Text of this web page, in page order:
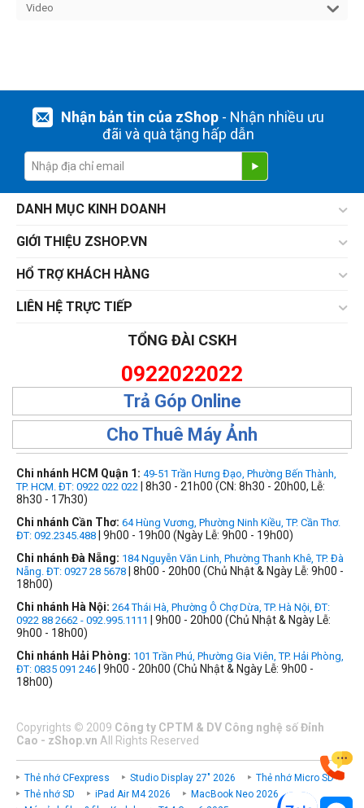
Video
Nhận bản tin của zShop- Nhận nhiều ưu
đãi và quà tặng hấp dẫn
DANH MỤC KINH DOANH
GIỚI THIỆU ZSHOP.VN
HỔ TRỢ KHÁCH HÀNG
LIÊN HỆ TRỰC TIẾP
TỔNG ĐÀI CSKH
0922022022
Trả Góp Online
Cho Thuê Máy Ảnh
Chi nhánh HCM Quận 1: 49-51 Trần Hưng Đạo, Phường Bến Thành,
TP. HCM. ĐT: 0922 022 022 | 8h30 - 21h00 (CN: 8h30 - 20h00, Lễ:
8h30 - 17h30)
Chi nhánh Cần Thơ: 64 Hùng Vương, Phường Ninh Kiều, TP. Cần Thơ.
ĐT: 092.2345.488 | 9h00 - 19h00 (Ngày Lễ: 9h00 - 19h00)
Chi nhánh Đà Nẵng: 184 Nguyễn Văn Linh, Phường Thanh Khê, TP. Đà
Nẵng. ĐT: 0927 28 5678 | 8h00 - 20h00 (Chủ Nhật & Ngày Lễ: 9h00 -
18h00)
Chi nhánh Hà Nội: 264 Thái Hà, Phường Ô Chợ Dừa, TP. Hà Nội, ĐT:
0922 88 2662 - 092.995.1111
| 9h00 - 20h00 (Chủ Nhật & Ngày Lễ:
9h00 - 18h00)
Chi nhánh Hải Phòng: 101 Trần Phú, Phường Gia Viên, TP. Hải Phòng,
ĐT: 0835 091 246 | 9h00 - 20h00 (Chủ Nhật & Ngày Lễ: 9h00 -
18h00)
Copyrights © 2009 Công ty CPTM & DV Công nghệ số Đỉnh
Cao - zShop.vn All Rights Reserved
Thẻ nhớ CFexpress Studio Display 27" 2026
Thẻ nhớ Micro SD
Thẻ nhớ SD
iPad Air M4 2026
MacBook Neo 2026